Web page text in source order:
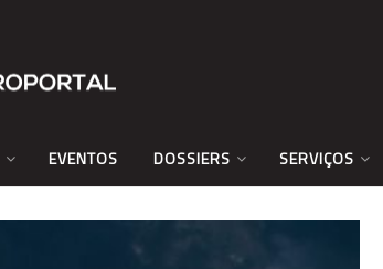
EVENTOS DOSSIERS SERVIÇOS